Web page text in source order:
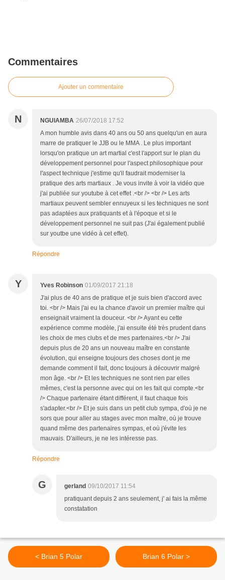
Commentaires
Ajouter un commentaire
N NGUIAMBA 26/07/2018 17:52
A mon humble avis dans 40 ans ou 50 ans quelqu'un en aura
marre de pratiquer le JJB ou le MMA . Le plus important
lorsqu'on pratique un art martial c'est l'apport sur le plan du
développement personnel pour l'aspect philosophique pour
l'aspect technique j'estime qu'il faudrait moderniser la
pratique des arts martiaux . Je vous invite à voir la vidéo que
j'ai publiée sur youtube à cet effet .<br /> <br /> Les arts
martiaux peuvent sembler ennuyeux si les techniques ne sont
pas adaptées aux pratiquants et à l'époque et si le
développement personnel ne suit pas (J'ai également publié
sur youtbe une vidéo à cet effet).
Répondre
Y Yves Robinson 01/09/2017 21:18
J'ai plus de 40 ans de pratique et je suis bien d'accord avec
toi. <br /> Mais j'ai eu la chance d'avoir un premier maître qui
enseignait vraiment la douceur. <br /> Ayant eu cette
expérience comme modèle, j'ai ensuite été très prudent dans
les choix de mes clubs et de mes partenaires.<br /> J'ai
depuis plus de 20 ans un nouveau maître en constante
évolution, qui enseigne toujours des choses dont je me
demande comment il fait, donc toujours à découvrir malgré
mon âge. <br /> Et les techniques ne sont rien par elles
mêmes, c'est la personne avec qui on les fait qui compte.<br
/> Chaque partenaire étant différent, il faut chaque fois
s'adapter.<br /> Et je suis dans un petit club sympa, d'où je ne
sors que pour aller au stages avec mon maître, où je trouve
quand même des partenaires sympas, et où j'évite les
mauvais. D'ailleurs, je ne les intéresse pas.
Répondre
G gerland 09/10/2017 11:54
pratiquant depuis 2 ans seulement, j' ai fais la même
constatation
< Brian 5 Polar Brian 6 Polar >